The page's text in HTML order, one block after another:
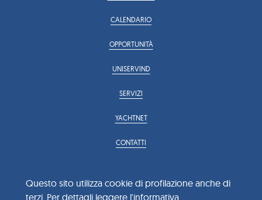
Questo sito utilizza cookie di profilazione anche di
terzi. Per dettagli leggere l'informativa.
CALENDARIO
OPPORTUNITÀ
UNISERVIND
SERVIZI
YACHTNET
CONTATTI
Viale Giacomo Matteotti 32